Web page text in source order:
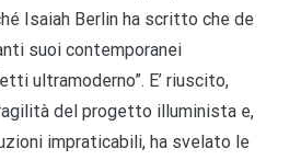
Isaiah Berlin ha scritto che de
suoi contemporanei
ultramoderno”. E’ riuscito,
del progetto illuminista e,
impraticabili, ha svelato le